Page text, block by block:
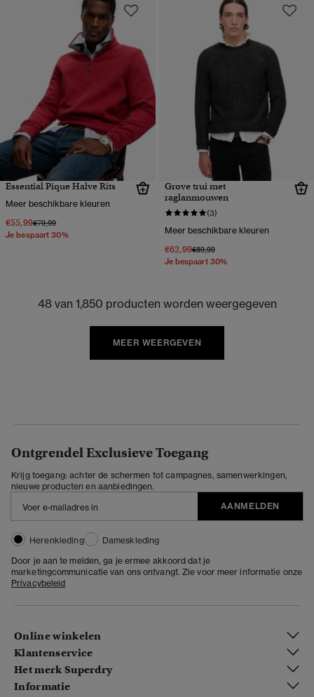
Essential Pique Halve Rits
Meer beschikbare kleuren
€55,99Prijs verlaagd van
€79,99naar
Je bespaart 30%
Grove trui met
raglanmouwen
(3)
Meer beschikbare kleuren
€62,99Prijs verlaagd van
€89,99naar
Je bespaart 30%
48 van 1,850 producten worden weergegeven
MEER WEERGEVEN
Ontgrendel Exclusieve Toegang
Krijg toegang: achter de schermen tot campagnes, samenwerkingen,
nieuwe producten en aanbiedingen.
AANMELDEN
Herenkleding
Dameskleding
Door je aan te melden, ga je ermee akkoord dat je
marketingcommunicatie van ons ontvangt. Zie voor meer informatie onze
Privacybeleid
Online winkelen
Klantenservice
Het merk Superdry
Informatie